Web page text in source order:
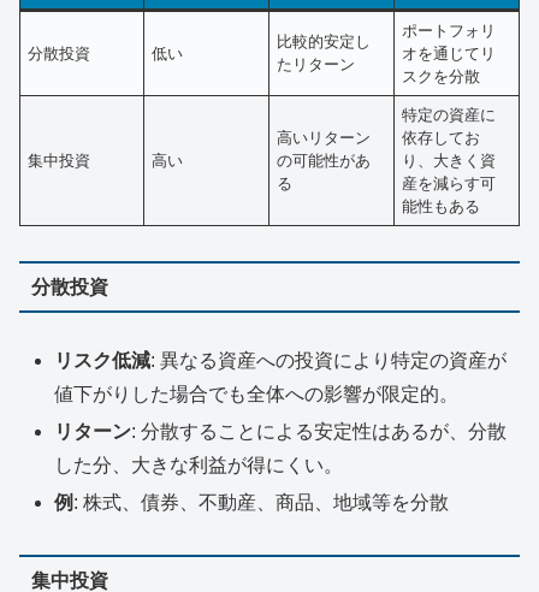
分散投資 低い
比較的安定し
たリターン
ポートフォリ
オを通じてリ
スクを分散
集中投資 高い
高いリターン
の可能性があ
る
特定の資産に
依存してお
り、大きく資
産を減らす可
能性もある
分散投資
リスク低減: 異なる資産への投資により特定の資産が
値下がりした場合でも全体への影響が限定的。
リターン: 分散することによる安定性はあるが、分散
した分、大きな利益が得にくい。
例 : 株式、債券、不動産、商品、地域等を分散
集中投資